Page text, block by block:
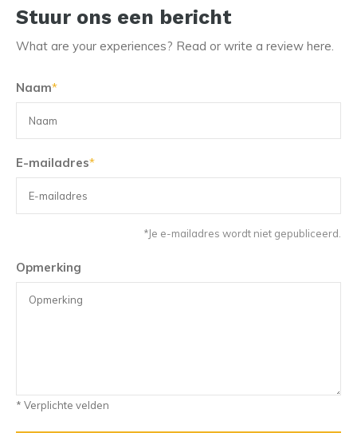
Stuur ons een bericht
What are your experiences? Read or write a review here.
Naam*
E-mailadres*
*Je e-mailadres wordt niet gepubliceerd.
Opmerking
* Verplichte velden